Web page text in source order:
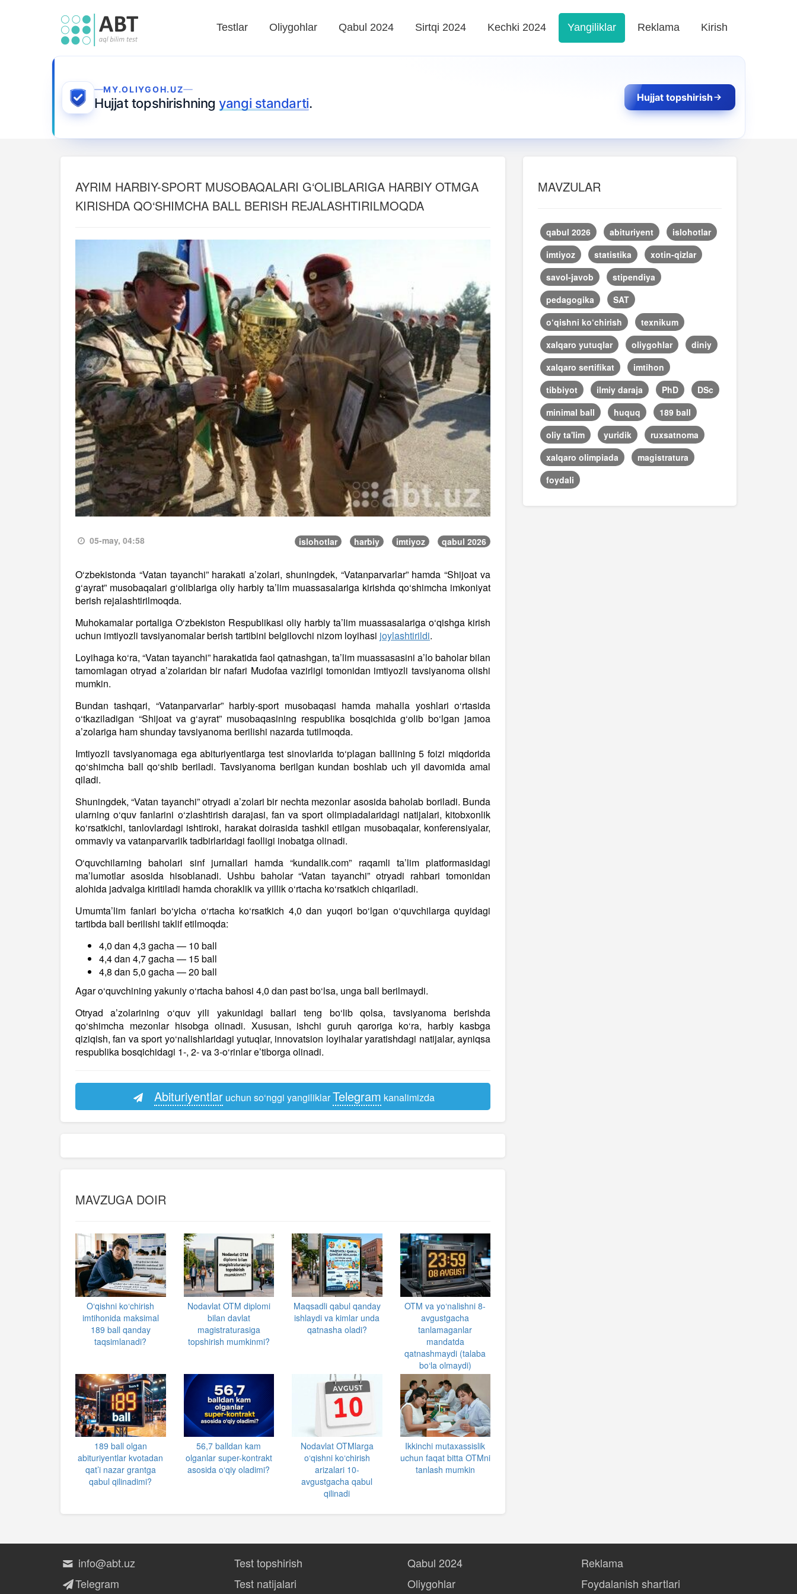
Testlar Oliygohlar Qabul 2024 Sirtqi 2024 Kechki 2024 Yangiliklar Reklama Kirish
MY.OLIYGOH.UZ
Hujjat topshirishningyangi standarti. Hujjat topshirish
AYRIM HARBIY-SPORT MUSOBAQALARI G‘OLIBLARIGA HARBIY OTMGA
KIRISHDA QO‘SHIMCHA BALL BERISH REJALASHTIRILMOQDA
05-may, 04:58 islohotlar harbiy imtiyoz qabul 2026
O‘zbekistonda “Vatan tayanchi” harakati a’zolari, shuningdek, “Vatanparvarlar” hamda “Shijoat va
g‘ayrat” musobaqalari g‘oliblariga oliy harbiy ta’lim muassasalariga kirishda qo‘shimcha imkoniyat
berish rejalashtirilmoqda.
Muhokamalar portaliga O‘zbekiston Respublikasi oliy harbiy ta’lim muassasalariga o‘qishga kirish
uchun imtiyozli tavsiyanomalar berish tartibini belgilovchi nizom loyihasi joylashtirildi.
Loyihaga ko‘ra, “Vatan tayanchi” harakatida faol qatnashgan, ta’lim muassasasini a’lo baholar bilan
tamomlagan otryad a’zolaridan bir nafari Mudofaa vazirligi tomonidan imtiyozli tavsiyanoma olishi
mumkin.
Bundan tashqari, “Vatanparvarlar” harbiy-sport musobaqasi hamda mahalla yoshlari o‘rtasida
o‘tkaziladigan “Shijoat va g‘ayrat” musobaqasining respublika bosqichida g‘olib bo‘lgan jamoa
a’zolariga ham shunday tavsiyanoma berilishi nazarda tutilmoqda.
Imtiyozli tavsiyanomaga ega abituriyentlarga test sinovlarida to‘plagan ballining 5 foizi miqdorida
qo‘shimcha ball qo‘shib beriladi. Tavsiyanoma berilgan kundan boshlab uch yil davomida amal
qiladi.
Shuningdek, “Vatan tayanchi” otryadi a’zolari bir nechta mezonlar asosida baholab boriladi. Bunda
ularning o‘quv fanlarini o‘zlashtirish darajasi, fan va sport olimpiadalaridagi natijalari, kitobxonlik
ko‘rsatkichi, tanlovlardagi ishtiroki, harakat doirasida tashkil etilgan musobaqalar, konferensiyalar,
ommaviy va vatanparvarlik tadbirlaridagi faolligi inobatga olinadi.
O‘quvchilarning baholari sinf jurnallari hamda “kundalik.com” raqamli ta’lim platformasidagi
ma’lumotlar asosida hisoblanadi. Ushbu baholar “Vatan tayanchi” otryadi rahbari tomonidan
alohida jadvalga kiritiladi hamda choraklik va yillik o‘rtacha ko‘rsatkich chiqariladi.
Umumta’lim fanlari bo‘yicha o‘rtacha ko‘rsatkich 4,0 dan yuqori bo‘lgan o‘quvchilarga quyidagi
tartibda ball berilishi taklif etilmoqda:
4,0 dan 4,3 gacha — 10 ball
4,4 dan 4,7 gacha — 15 ball
4,8 dan 5,0 gacha — 20 ball
Agar o‘quvchining yakuniy o‘rtacha bahosi 4,0 dan past bo‘lsa, unga ball berilmaydi.
Otryad a’zolarining o‘quv yili yakunidagi ballari teng bo‘lib qolsa, tavsiyanoma berishda
qo‘shimcha mezonlar hisobga olinadi. Xususan, ishchi guruh qaroriga ko‘ra, harbiy kasbga
qiziqish, fan va sport yo‘nalishlaridagi yutuqlar, innovatsion loyihalar yaratishdagi natijalar, ayniqsa
respublika bosqichidagi 1-, 2- va 3-o‘rinlar e’tiborga olinadi.
Abituriyentlaruchun so‘nggi yangiliklarTelegram kanalimizda
MAVZUGA DOIR
O‘qishni ko‘chirish
imtihonida maksimal
189 ball qanday
taqsimlanadi?
Nodavlat OTM diplomi
bilan davlat
magistraturasiga
topshirish mumkinmi?
Maqsadli qabul qanday
ishlaydi va kimlar unda
qatnasha oladi?
OTM va yo‘nalishni 8-
avgustgacha
tanlamaganlar
mandatda
qatnashmaydi (talaba
bo‘la olmaydi)
189 ball olgan
abituriyentlar kvotadan
qat’i nazar grantga
qabul qilinadimi?
56,7 balldan kam
olganlar super-kontrakt
asosida o‘qiy oladimi?
Nodavlat OTMlarga
o‘qishni ko‘chirish
arizalari 10-
avgustgacha qabul
qilinadi
Ikkinchi mutaxassislik
uchun faqat bitta OTMni
tanlash mumkin
MAVZULAR
qabul 2026 abituriyent
islohotlar
imtiyoz
statistika
xotin-qizlar
savol-javob
stipendiya
pedagogika
SAT
o‘qishni ko‘chirish
texnikum
xalqaro yutuqlar
oliygohlar
diniy
xalqaro sertifikat
imtihon
tibbiyot
ilmiy daraja PhD
DSc
minimal ball
huquq
189 ball
oliy ta'lim
yuridik
ruxsatnoma
xalqaro olimpiada
magistratura
foydali
info@abt.uz
Telegram
Test topshirish
Test natijalari
Qabul 2024
Oliygohlar
Reklama
Foydalanish shartlari